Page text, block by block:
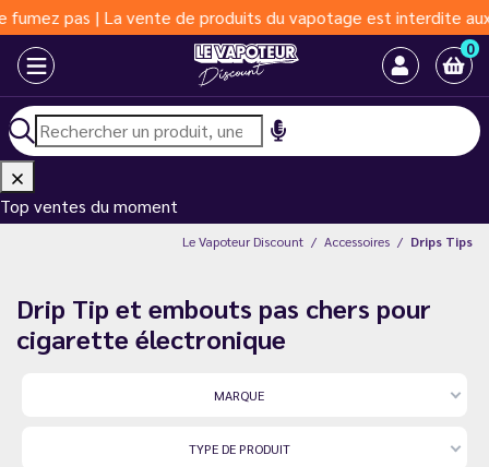
de produits du vapotage est interdite aux moins de 18 ans
0
Top ventes du moment
Le Vapoteur Discount Accessoires Drips Tips
Drip Tip et embouts pas chers pour
cigarette électronique
MARQUE
TYPE DE PRODUIT